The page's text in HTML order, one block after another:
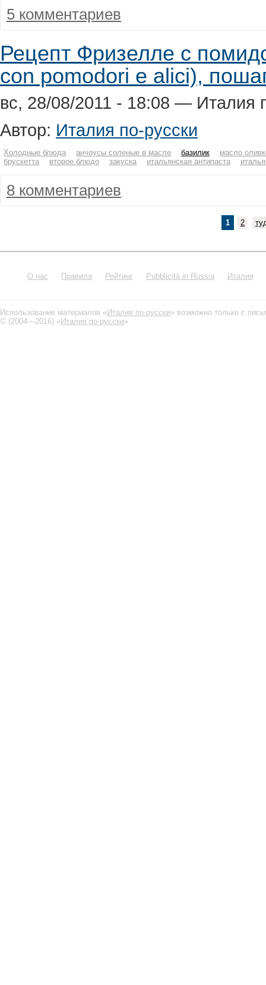
5 комментариев
Рецепт Фризелле с
con pomodori e alici),
вс, 28/08/2011 - 18:08 — Италия
Автор: Италия по-русски
Холодные блюда анчоусы соленые в масле базилик
масло
брускетта
второе блюдо закуска итальянская антипаста
8 комментариев
1 2
О нас Правила Рейтинг Pubblicità in Russia Италия
Использование материалов «Италия по-русски» возможно только с
© (2004—2016) «Италия по-русски»